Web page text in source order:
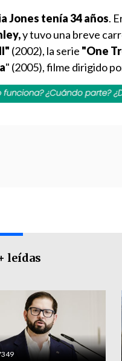
Jones tenía 34 años.
y tuvo una breve
(2002), la serie "One
" (2005), filme dirigido
leídas